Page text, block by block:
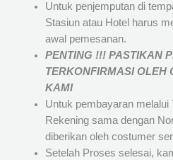
Untuk penjemputan di
Stasiun atau Hotel harus
awal pemesanan.
PENTING !!! PASTIKAN
TERKONFIRMASI OLEH
KAMI
Untuk pembayaran
Rekening sama dengan
diberikan oleh costumer
Setelah Proses selesai,